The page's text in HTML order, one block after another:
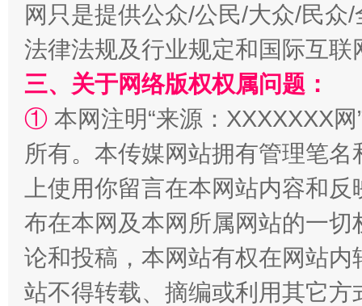
阿坝州三大球赛在茂县开幕 规模
国家大学科技园优化重塑工作
网只是提供公众/公民/大众/民
法律法规及行业规定和国际互
三、关于网络版权权属问题：
① 本网注明“来源：XXXXXXX
所有。本传媒网站拥有管理笔
上使用你留言在本网站内容和
布在本网及本网所属网站的一
论和投稿，本网站有权在网站
站不得转载、摘编或利用其它